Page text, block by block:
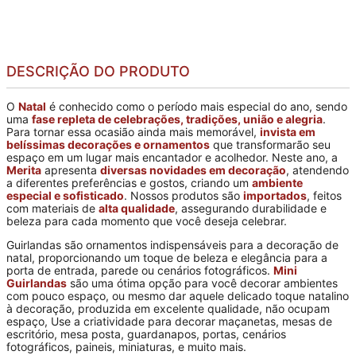
DESCRIÇÃO DO PRODUTO
O Natal é conhecido como o período mais especial do ano, sendo
uma fase repleta de celebrações, tradições, união e alegria.
Para tornar essa ocasião ainda mais memorável, invista em
belíssimas decorações e ornamentos que transformarão seu
espaço em um lugar mais encantador e acolhedor. Neste ano, a
Merita apresenta diversas novidades em decoração, atendendo
a diferentes preferências e gostos, criando um ambiente
especial e sofisticado. Nossos produtos são importados, feitos
com materiais de alta qualidade, assegurando durabilidade e
beleza para cada momento que você deseja celebrar.
Guirlandas são ornamentos indispensáveis para a decoração de
natal, proporcionando um toque de beleza e elegância para a
porta de entrada, parede ou cenários fotográficos. Mini
Guirlandas são uma ótima opção para você decorar ambientes
com pouco espaço, ou mesmo dar aquele delicado toque natalino
à decoração, produzida em excelente qualidade, não ocupam
espaço, Use a criatividade para decorar maçanetas, mesas de
escritório, mesa posta, guardanapos, portas, cenários
fotográficos, paineis, miniaturas, e muito mais.